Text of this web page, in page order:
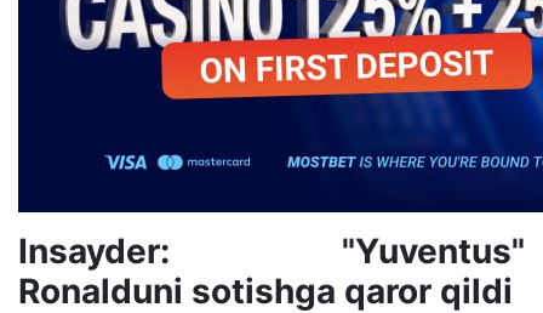
Insayder: "Yuventus"
Ronalduni sotishga qaror qildi